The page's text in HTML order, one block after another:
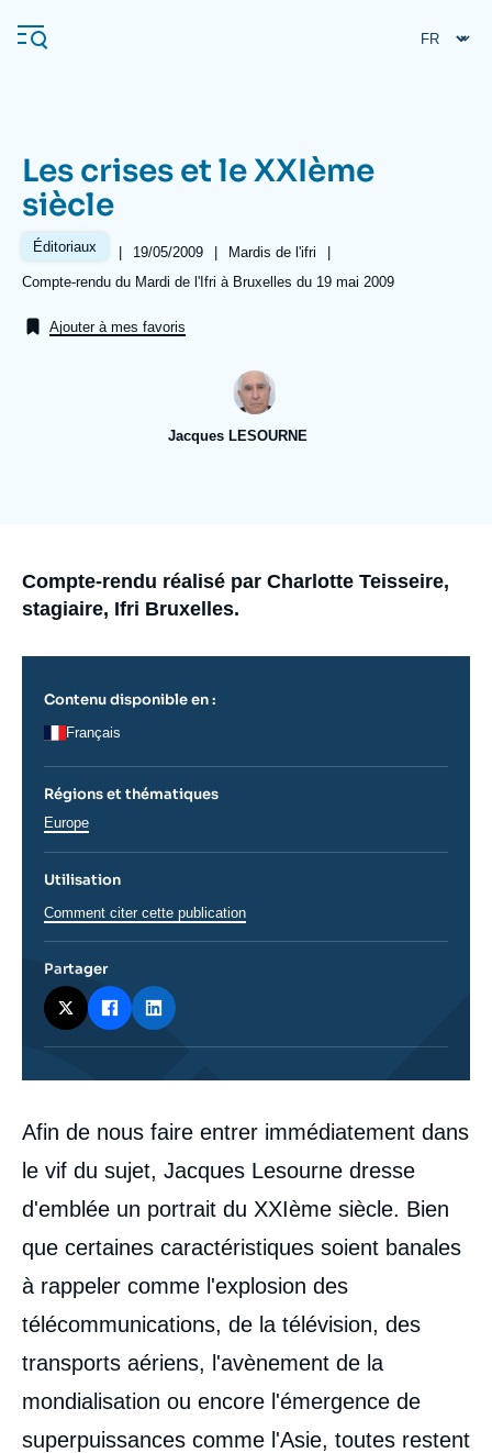
au
contenu
Navigation
principale
L'Ifri
Analyses
Proche-Orient
Les crises et le XXIème
siècle
Éditoriaux |
Date
de
19/05/2009 |
Référence
taxonomie
Mardis de l'ifri
|
Références
Compte-rendu du Mardi de l'Ifri à Bruxelles du 19 mai 2009
Ajouter à mes favoris
Jacques LESOURNE
Accroche
Compte-rendu réalisé par Charlotte Teisseire,
stagiaire, Ifri Bruxelles.
Corps
analyses
Afin de nous faire entrer immédiatement dans
le vif du sujet, Jacques Lesourne dresse
d'emblée un portrait du XXIème siècle. Bien
que certaines caractéristiques soient banales
à rappeler comme l'explosion des
télécommunications, de la télévision, des
transports aériens, l'avènement de la
mondialisation ou encore l'émergence de
superpuissances comme l'Asie, toutes restent
Contenu disponible en :
Français
Régions et thématiques
Régions
Europe
Utilisation
Comment citer cette publication
Partager